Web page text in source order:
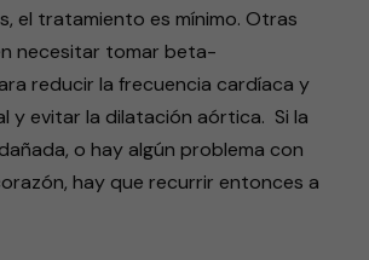
el tratamiento es mínimo. Otras
necesitar tomar beta-
reducir la frecuencia cardíaca y
y evitar la dilatación aórtica. Si la
o hay algún problema con
hay que recurrir entonces a